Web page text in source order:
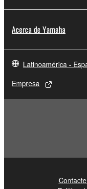
Acerca de Yamaha
Latinoamérica -
Empresa